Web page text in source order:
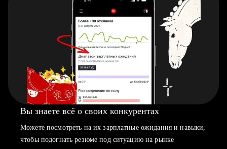
Вы знаете всё о своих конкурентах
Можете посмотреть на их зарплатные ожидания и навыки,
чтобы подогнать резюме под ситуацию на рынке